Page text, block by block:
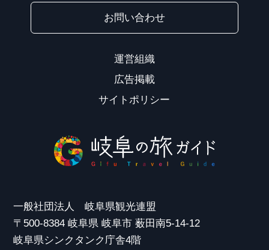
お問い合わせ
運営組織
広告掲載
サイトポリシー
一般社団法人 岐阜県観光連盟
〒500-8384 岐阜県 岐阜市 薮田南5-14-12
岐阜県シンクタンク庁舎4階